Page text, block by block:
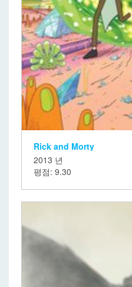
Rick and Morty
2013 년
평점: 9.30